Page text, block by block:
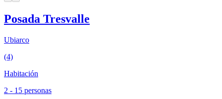
Posada Tresvalle
Ubiarco
(4)
Habitación
2 - 15 personas